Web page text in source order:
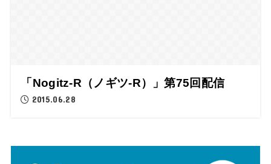
「Nogitz-R（ノギツ-R）」第75回配信
2015.06.28